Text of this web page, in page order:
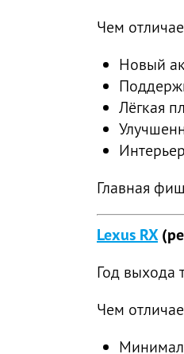
Чем
Новый
Лёгкая
Главная
Lexus RX
Год выхода
Чем